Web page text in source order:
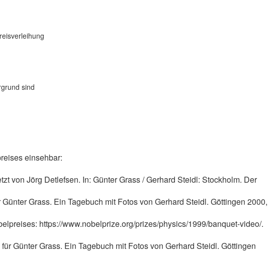
sind
einsehbar:
von Jörg Detlefsen. In: Günter Grass / Gerhard Steidl: Stockholm. Der
Grass. Ein Tagebuch mit Fotos von Gerhard Steidl. Göttingen 2000,
https://www.nobelprize.org/prizes/physics/1999/banquet-video/.
Günter Grass. Ein Tagebuch mit Fotos von Gerhard Steidl. Göttingen